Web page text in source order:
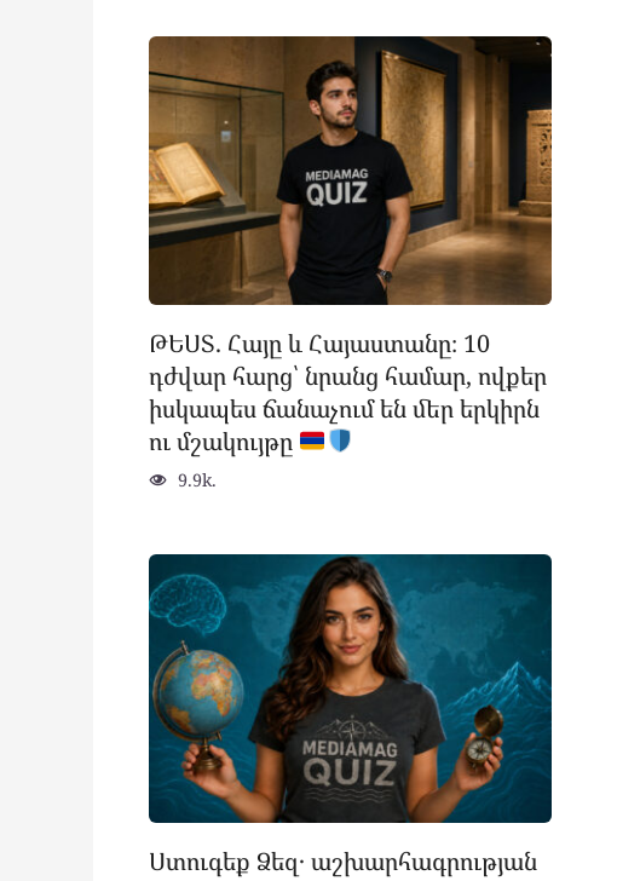
ԹԵՍՏ. Հայը և Հայաստանը։ 10
դժվար հարց՝ նրանց համար, ովքեր
իսկապես ճանաչում են մեր երկիրն
ու մշակույթը
9.9k.
Ստուգեք Ձեզ․ աշխարհագրության